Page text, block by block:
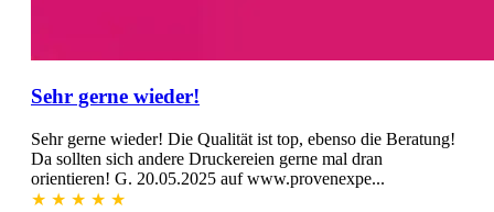
Sehr gerne wieder!
Sehr gerne wieder! Die Qualität ist top, ebenso die Beratung!
Da sollten sich andere Druckereien gerne mal dran
orientieren! G. 20.05.2025 auf www.provenexpe...
★ ★ ★ ★ ★